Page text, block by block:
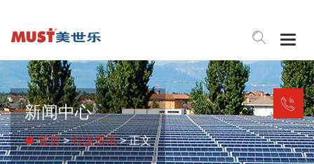
新闻中心
首页>行业资讯> 正文